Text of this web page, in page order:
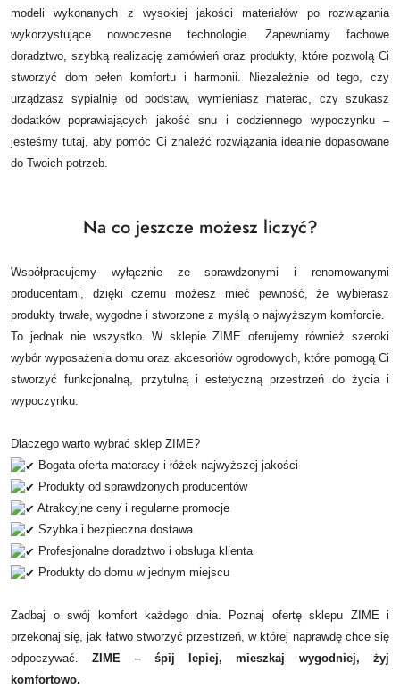
modeli wykonanych z wysokiej jakości materiałów po rozwiązania
wykorzystujące nowoczesne technologie.Zapewniamy fachowe
doradztwo, szybką realizację zamówień oraz produkty, które pozwolą Ci
stworzyć dom pełen komfortu i harmonii. Niezależnie od tego, czy
urządzasz sypialnię od podstaw, wymieniasz materac, czy szukasz
dodatków poprawiających jakość snu i codziennego wypoczynku –
jesteśmy tutaj, aby pomóc Ci znaleźć rozwiązania idealnie dopasowane
do Twoich potrzeb.
Na co jeszcze możesz liczyć?
Współpracujemy wyłącznie ze sprawdzonymi i renomowanymi
producentami, dzięki czemu możesz mieć pewność, że wybierasz
produkty trwałe, wygodne i stworzone z myślą o najwyższym komforcie.
To jednak nie wszystko. W sklepie ZIME oferujemy również szeroki
wybór wyposażenia domu oraz akcesoriów ogrodowych, które pomogą Ci
stworzyć funkcjonalną, przytulną i estetyczną przestrzeń do życia i
wypoczynku.
Dlaczego warto wybrać sklep ZIME?
Bogata oferta materacy i łóżek najwyższej jakości
Produkty od sprawdzonych producentów
Atrakcyjne ceny i regularne promocje
Szybka i bezpieczna dostawa
Profesjonalne doradztwo i obsługa klienta
Produkty do domu w jednym miejscu
Zadbaj o swój komfort każdego dnia. Poznaj ofertę sklepu ZIME i
przekonaj się, jak łatwo stworzyć przestrzeń, w której naprawdę chce się
odpoczywać.ZIME – śpij lepiej, mieszkaj wygodniej, żyj
komfortowo.